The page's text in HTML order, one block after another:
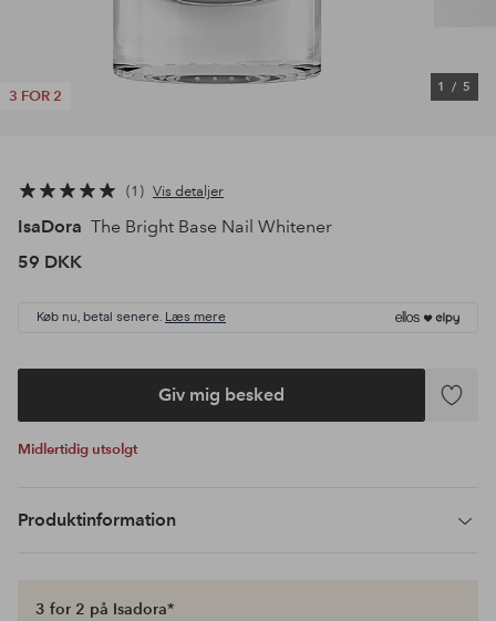
3 FOR 2
1 / 5
1 Vis detaljer
IsaDora The Bright Base Nail Whitener
59 DKK
Køb nu, betal senere. Læs mere
Giv mig besked
Tilføj
Midlertidig utsolgt
Produktinformation
3 for 2 på Isadora*